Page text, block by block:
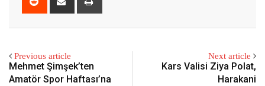
Email
Previous article
Mehmet Şimşek’ten
Amatör Spor Haftası’na
Next article
Kars Valisi Ziya Polat,
Harakani